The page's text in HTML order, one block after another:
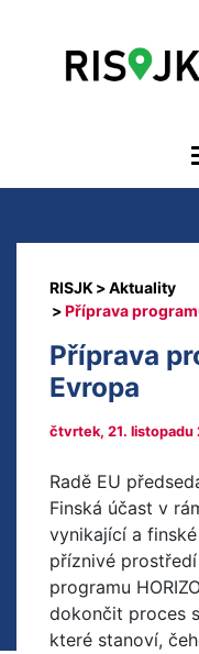
Aktuality
Příprava
Příprava
Evropa
čtvrtek, 21. listopadu
Radě EU
Finská účast v
vynikající a
příznivé
programu
dokončit proces
které stanoví,